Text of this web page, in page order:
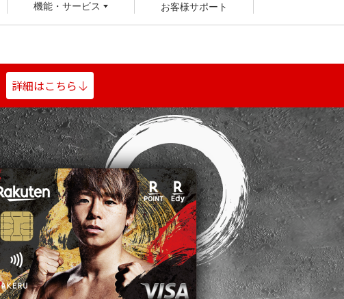
機能・サービス お客様サポート
詳細はこちら